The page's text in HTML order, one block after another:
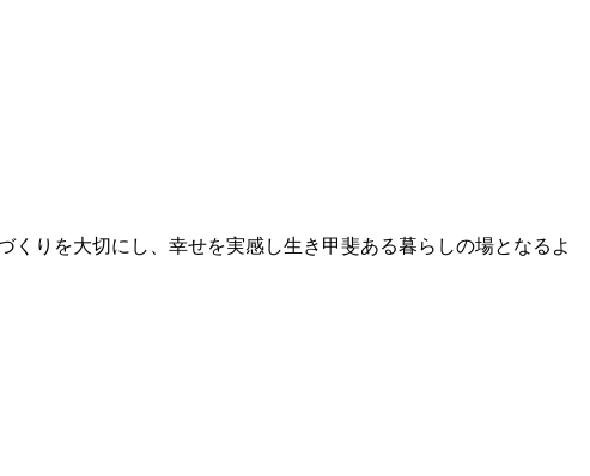
りを大切にし、幸せを実感し生き甲斐ある暮らしの場となるよ